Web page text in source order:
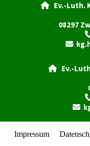
Ev.-Luth.
08297

Ev.-

Impressum